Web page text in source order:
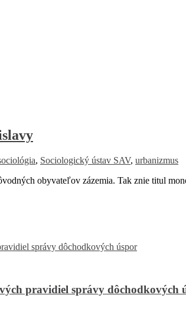
, Sociologický ústav SAV, urbanizmus
obyvateľov zázemia. Tak znie titul
pravidiel správy dôchodkových